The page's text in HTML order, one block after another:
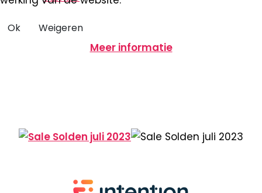
Ok Weigeren
Meer informatie